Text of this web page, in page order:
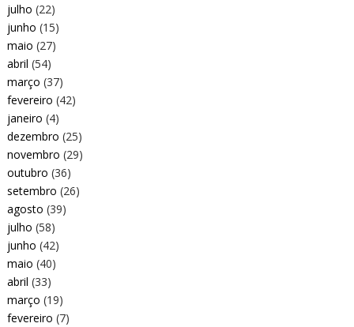
julho (22)
junho (15)
maio (27)
abril (54)
março (37)
fevereiro (42)
janeiro (4)
dezembro (25)
novembro (29)
outubro (36)
setembro (26)
agosto (39)
julho (58)
junho (42)
maio (40)
abril (33)
março (19)
fevereiro (7)